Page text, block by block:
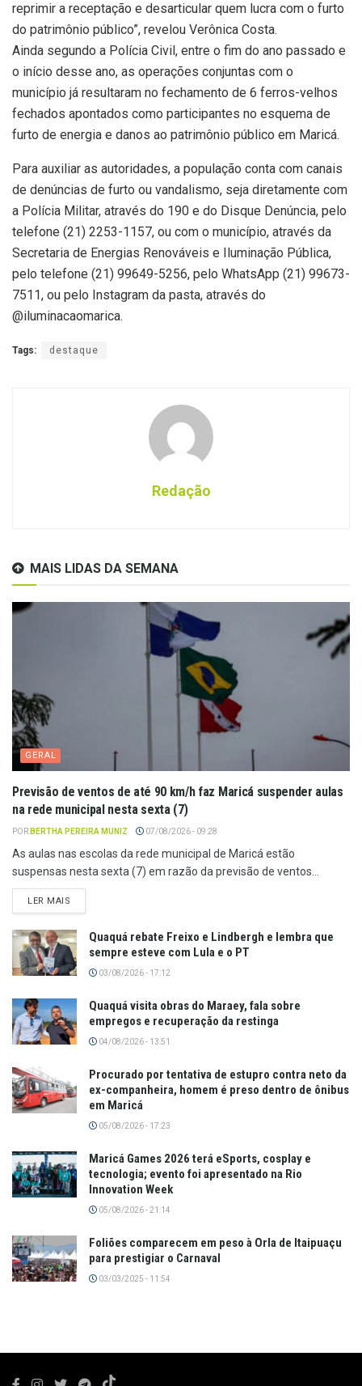
reprimir a receptação e desarticular quem lucra com o furto
do patrimônio público”, revelou Verônica Costa.
Ainda segundo a Polícia Civil, entre o fim do ano passado e
o início desse ano, as operações conjuntas com o
município já resultaram no fechamento de 6 ferros-velhos
fechados apontados como participantes no esquema de
furto de energia e danos ao patrimônio público em Maricá.
Para auxiliar as autoridades, a população conta com canais
de denúncias de furto ou vandalismo, seja diretamente com
a Polícia Militar, através do 190 e do Disque Denúncia, pelo
telefone (21) 2253-1157, ou com o município, através da
Secretaria de Energias Renováveis e Iluminação Pública,
pelo telefone (21) 99649-5256, pelo WhatsApp (21) 99673-
7511, ou pelo Instagram da pasta, através do
@iluminacaomarica.
Tags: destaque
Redação
MAIS LIDAS DA SEMANA
GERAL
Previsão de ventos de até 90 km/h faz Maricá suspender aulas
na rede municipal nesta sexta (7)
POR BERTHA PEREIRA MUNIZ 07/08/2026 - 09:28
As aulas nas escolas da rede municipal de Maricá estão
suspensas nesta sexta (7) em razão da previsão de ventos...
LER MAIS
Quaquá rebate Freixo e Lindbergh e lembra que
sempre esteve com Lula e o PT
03/08/2026 - 17:12
Quaquá visita obras do Maraey, fala sobre
empregos e recuperação da restinga
04/08/2026 - 13:51
Procurado por tentativa de estupro contra neto da
ex-companheira, homem é preso dentro de ônibus
em Maricá
05/08/2026 - 17:23
Maricá Games 2026 terá eSports, cosplay e
tecnologia; evento foi apresentado na Rio
Innovation Week
05/08/2026 - 21:14
Foliões comparecem em peso à Orla de Itaipuaçu
para prestigiar o Carnaval
03/03/2025 - 11:54